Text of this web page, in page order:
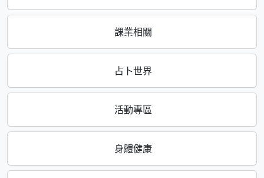
課業相關
占卜世界
活動專區
身體健康